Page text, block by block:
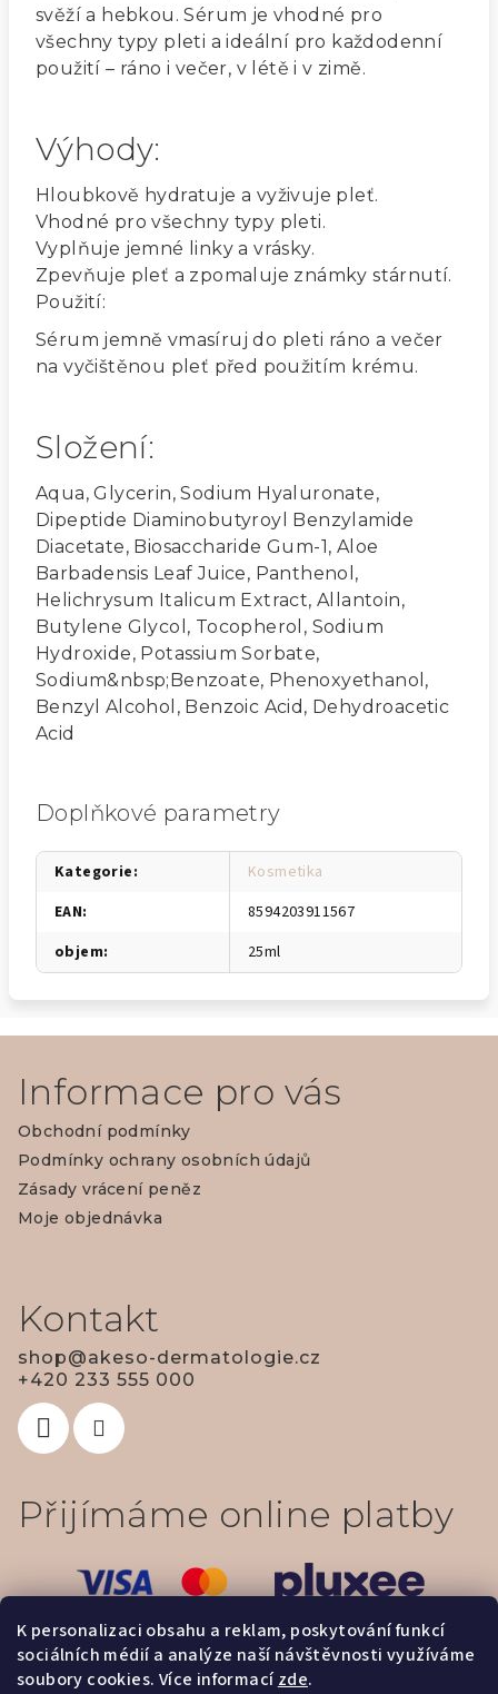
K personalizaci obsahu a reklam, poskytování funkcí
sociálních médií a analýze naší návštěvnosti využíváme
soubory cookies. Více informacízde.
svěží a hebkou. Sérum je vhodné pro
všechny typy pleti a ideální pro každodenní
použití – ráno i večer, v létě i v zimě.
Výhody:
Hloubkově hydratuje a vyživuje pleť.
Vhodné pro všechny typy pleti.
Vyplňuje jemné linky a vrásky.
Zpevňuje pleť a zpomaluje známky stárnutí.
Použití:
Sérum jemně vmasíruj do pleti ráno a večer
na vyčištěnou pleť před použitím krému.
Složení:
Aqua, Glycerin, Sodium Hyaluronate,
Dipeptide Diaminobutyroyl Benzylamide
Diacetate, Biosaccharide Gum-1, Aloe
Barbadensis Leaf Juice, Panthenol,
Helichrysum Italicum Extract, Allantoin,
Butylene Glycol, Tocopherol, Sodium
Hydroxide, Potassium Sorbate,
Sodium&nbsp;Benzoate, Phenoxyethanol,
Benzyl Alcohol, Benzoic Acid, Dehydroacetic
Acid
Doplňkové parametry
Kategorie:
Kosmetika
EAN:
8594203911567
objem: 25ml
Informace pro vás
Obchodní podmínky
Podmínky ochrany osobních údajů
Zásady vrácení peněz
Moje objednávka
Kontakt
shop@akeso-dermatologie.cz
+420 233 555 000
Přijímáme online platby